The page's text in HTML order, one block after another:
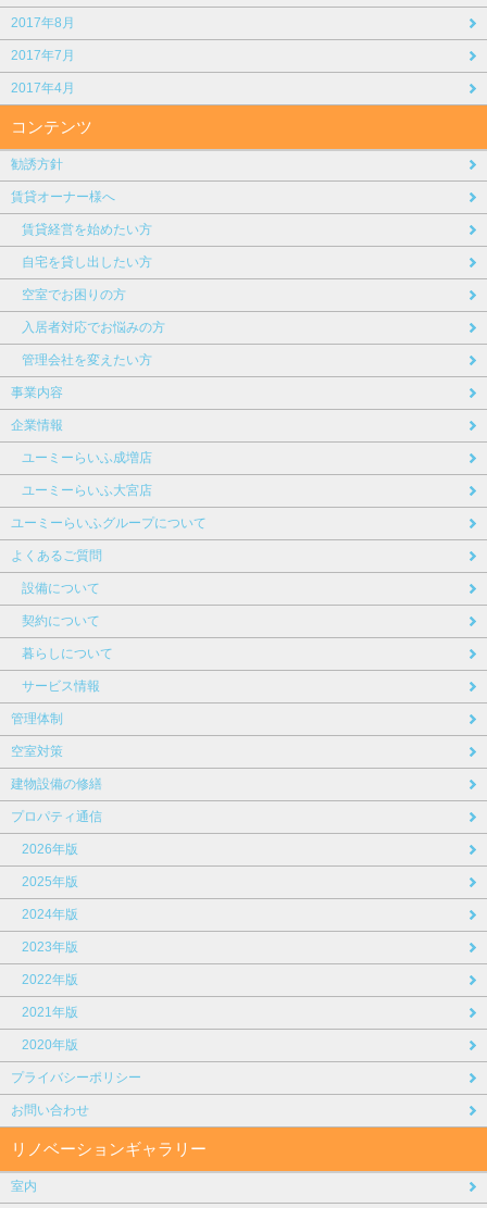
2017年8月
2017年7月
2017年4月
コンテンツ
勧誘方針
賃貸オーナー様へ
賃貸経営を始めたい方
自宅を貸し出したい方
空室でお困りの方
入居者対応でお悩みの方
管理会社を変えたい方
事業内容
企業情報
ユーミーらいふ成増店
ユーミーらいふ大宮店
ユーミーらいふグループについて
よくあるご質問
設備について
契約について
暮らしについて
サービス情報
管理体制
空室対策
建物設備の修繕
プロパティ通信
2026年版
2025年版
2024年版
2023年版
2022年版
2021年版
2020年版
プライバシーポリシー
お問い合わせ
リノベーションギャラリー
室内